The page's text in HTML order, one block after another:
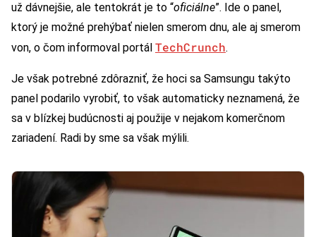
už dávnejšie, ale tentokrát je to “oficiálne”. Ide o panel,
ktorý je možné prehýbať nielen smerom dnu, ale aj smerom
von, o čom informoval portál TechCrunch.
Je však potrebné zdôrazniť, že hoci sa Samsungu takýto
panel podarilo vyrobiť, to však automaticky neznamená, že
sa v blízkej budúcnosti aj použije v nejakom komerčnom
zariadení. Radi by sme sa však mýlili.